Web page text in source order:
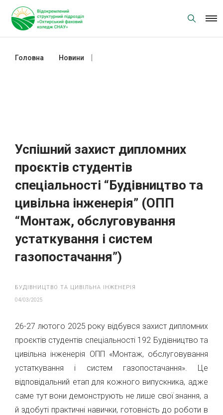
content
Головна Новини
Успішний захист дипломних
проєктів студентів
спеціальності “Будівництво та
цивільна інженерія” (ОПП
“Монтаж, обслуговування
устаткування і систем
газопостачання”)
БУДІВНИЦТВО ТА ЦИВІЛЬНА ІНЖЕНЕРІЯ
04/03/2025
26-27 лютого 2025 року відбувся захист дипломних
проєктів студентів спеціальності 192 Будівництво та
цивільна інженерія ОПП «Монтаж, обслуговування
устаткування і систем газопостачання». Це
відповідальний етап для кожного випускника, адже
саме тут вони демонструють не лише свої знання, а
й здобуті практичні навички, готовність до роботи в